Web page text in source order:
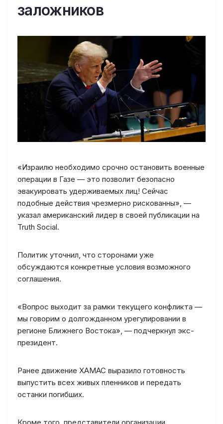
заложников
«Израилю необходимо срочно остановить военные
операции в Газе — это позволит безопасно
эвакуировать удерживаемых лиц! Сейчас
подобные действия чрезмерно рискованны», —
указал американский лидер в своей публикации на
Truth Social.
Политик уточнил, что сторонами уже
обсуждаются конкретные условия возможного
соглашения.
«Вопрос выходит за рамки текущего конфликта —
мы говорим о долгожданном урегулировании в
регионе Ближнего Востока», — подчеркнул экс-
президент.
Ранее движение ХАМАС выразило готовность
выпустить всех живых пленников и передать
останки погибших.
Кроме того, представители организации